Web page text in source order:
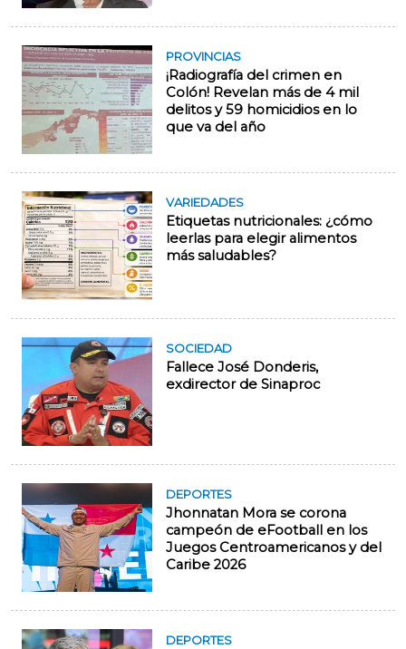
PROVINCIAS
¡Radiografía del crimen en
Colón! Revelan más de 4 mil
delitos y 59 homicidios en lo
que va del año
VARIEDADES
Etiquetas nutricionales: ¿cómo
leerlas para elegir alimentos
más saludables?
SOCIEDAD
Fallece José Donderis,
exdirector de Sinaproc
DEPORTES
Jhonnatan Mora se corona
campeón de eFootball en los
Juegos Centroamericanos y del
Caribe 2026
DEPORTES